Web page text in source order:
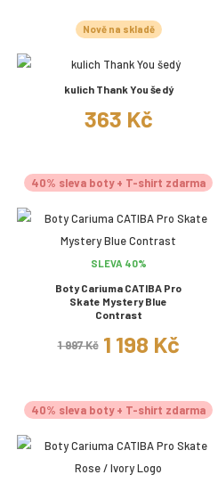
Nově na skladě
kulich Thank You šedý
363 Kč
40% sleva boty + T-shirt zdarma
SLEVA 40%
Boty Cariuma CATIBA Pro
Skate Mystery Blue
Contrast
1 997 Kč 1 198 Kč
40% sleva boty + T-shirt zdarma